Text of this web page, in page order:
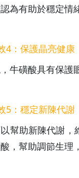
為有助於穩定情
4：保護晶亮健康
牛磺酸具有保護
5：穩定新陳代謝
幫助新陳代謝，
，幫助調節生理